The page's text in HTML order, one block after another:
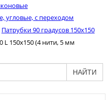
угловые, с переходом
Патрубки 90 градусов 150х150
L 150x150 (4 нити, 5 мм
НАЙТИ